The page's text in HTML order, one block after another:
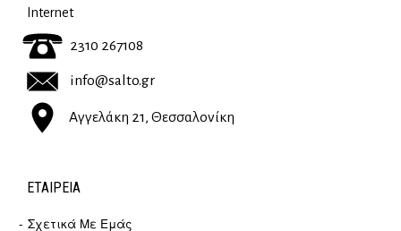
Internet
2310 267108
info@salto.gr
Αγγελάκη 21, Θεσσαλονίκη
ΕΤΑΙΡΕΊΑ
Σχετικά Με Εμάς